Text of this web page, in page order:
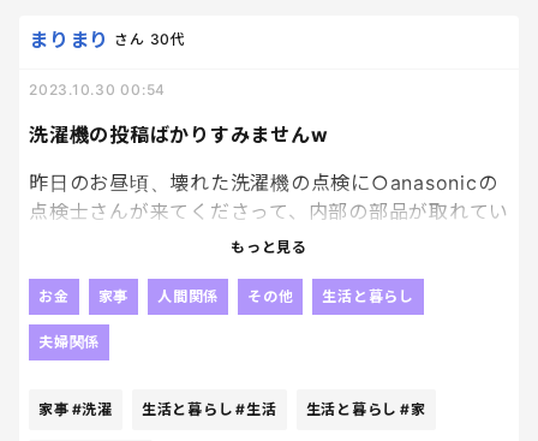
洗濯機の投稿ばかりすみませんw
まりまり さん 30代
2023.10.30 00:54
昨日のお昼頃、壊れた洗濯機の点検に○anasonicの
点検士さんが来てくださって、内部の部品が取れてい
ることに気がついてくださり直してくださいました✨
きて家族みんなで狂喜乱舞しました。朝起きてちゃ
んと乾燥まで終わってました。チビたちを着替えさせ
ていざ洗濯機を回そうとしたら、、、電源すら付き
行してくれたのでしょうか？とうとうお逝きになら
もっと見る
お金 家事 人間関係 その他 生活と暮らし
夫婦関係
家事 #洗濯 生活と暮らし #生活 生活と暮らし #家